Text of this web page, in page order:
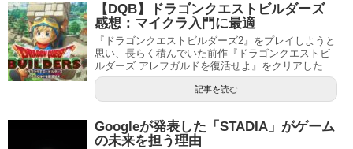
【DQB】ドラゴンクエストビルダーズ
感想：マイクラ入門に最適
『ドラゴンクエストビルダーズ2』をプレイしようと
思い、長らく積んでいた前作『ドラゴンクエストビ
ルダーズ アレフガルドを復活せよ』をクリアした...
記事を読む
Googleが発表した「STADIA」がゲーム
の未来を担う理由